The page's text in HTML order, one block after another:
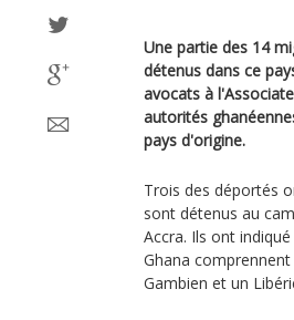
Une partie des 14
détenus dans ce
avocats à
autorités
pays d'origine.
Trois des déportés
sont détenus au
Accra. Ils ont
Ghana
Gambien et un